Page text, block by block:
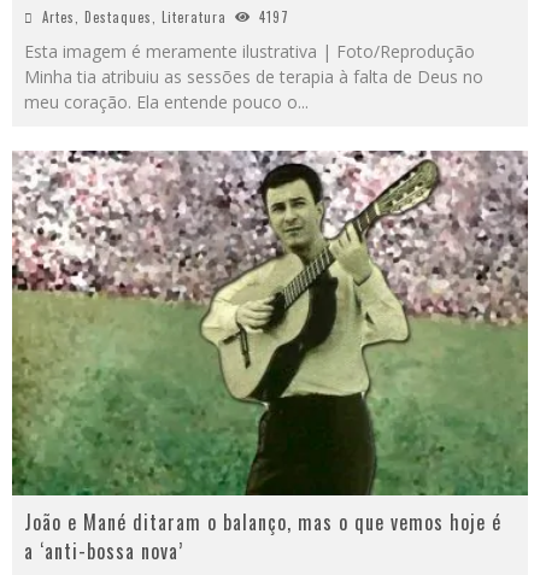
Artes, Destaques, Literatura 4197
Esta imagem é meramente ilustrativa | Foto/Reprodução
Minha tia atribuiu as sessões de terapia à falta de Deus no
meu coração. Ela entende pouco o...
João e Mané ditaram o balanço, mas o que vemos hoje é
a ‘anti-bossa nova’